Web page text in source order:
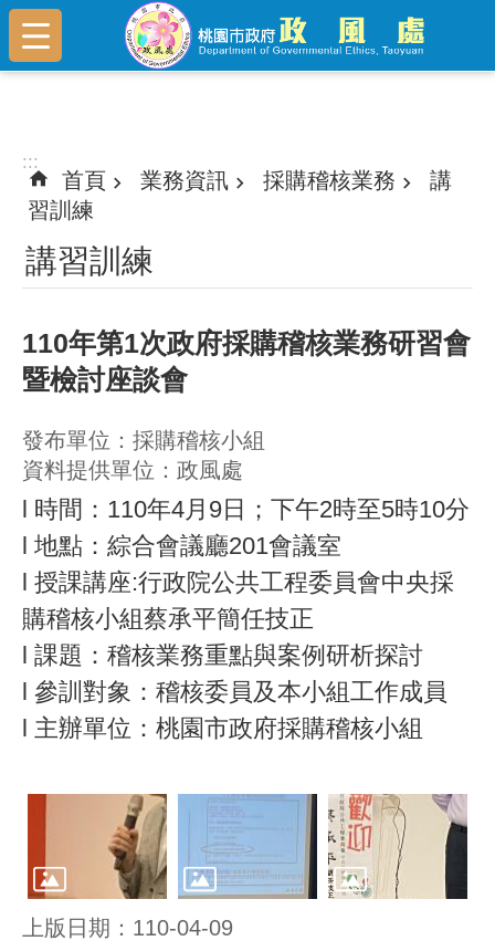
跳到主要內容區塊
:::
:::
首頁 業務資訊 採購稽核業務
講
習訓練
講習訓練
110年第1次政府採購稽核業務研習會
暨檢討座談會
發布單位：採購稽核小組
資料提供單位：政風處
l 時間：110年4月9日；下午2時至5時10分
l 地點：綜合會議廳201會議室
l 授課講座:行政院公共工程委員會中央採
購稽核小組蔡承平簡任技正
l 課題：稽核業務重點與案例研析探討
l 參訓對象：稽核委員及本小組工作成員
l 主辦單位：桃園市政府採購稽核小組
上版日期：110-04-09